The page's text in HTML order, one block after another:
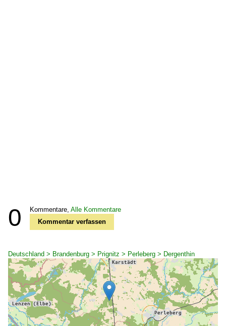
0 Kommentare, Alle Kommentare
Kommentar verfassen
Deutschland > Brandenburg > Prignitz > Perleberg > Dergenthin